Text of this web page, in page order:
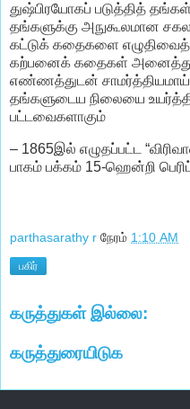
துஷ்பிரயோகப் படுத்தித்
தங்களுக்கு அநுகூலமான
கட்டுக் கதைகளை
கற்பனைக் கதைகள்
எண்ணத்துடன் சாமர்த்தியமாய்
தங்களுடைய நிலையை
பட்டவைகளாகும்
– 1865இல் எழுதப்பட்ட
பாகம் பக்கம் 15-ஹென்றி
parthasarathy r நேரம் 1:10 AM
பகிர்
கருத்துகள் இல்லை:
கருத்துரையிடுக